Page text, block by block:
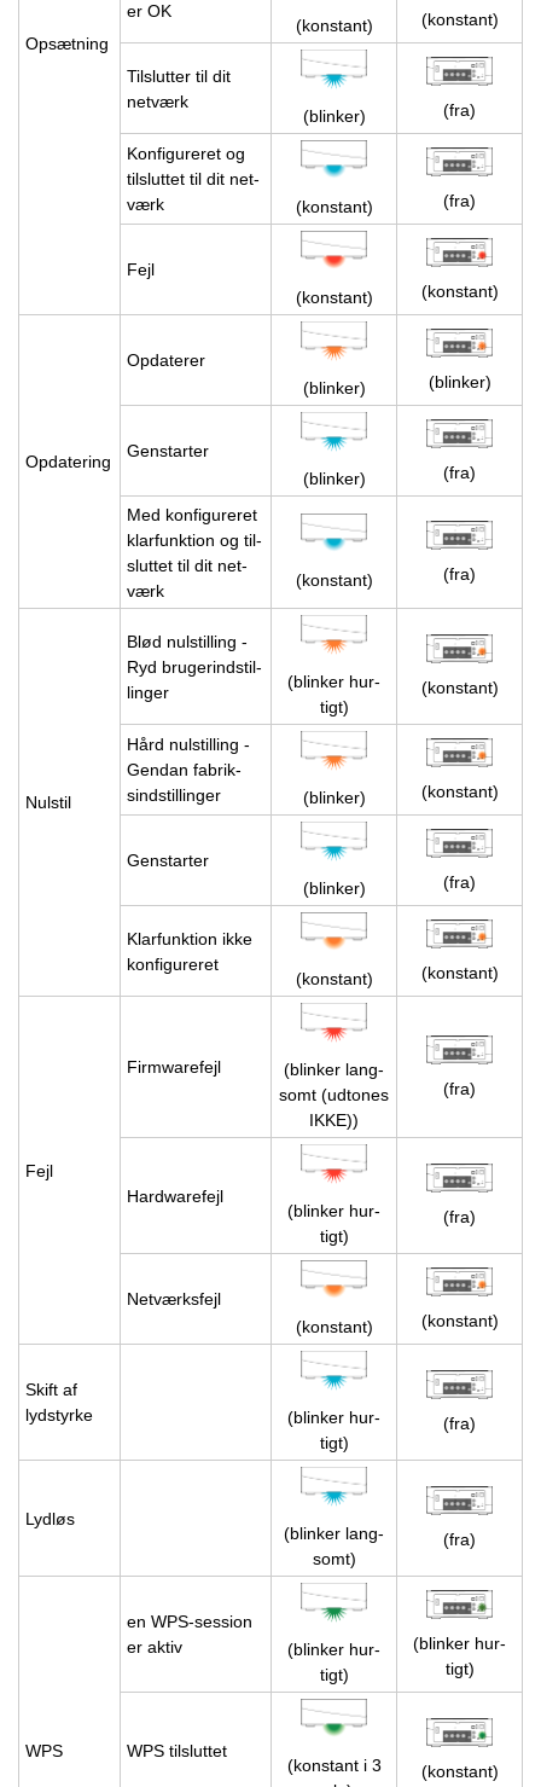
Op­sæt­ning
er OK
(kon­stant) (kon­stant)
Til­slut­ter til dit
net­værk
(blin­ker) (fra)
Kon­fi­gu­re­ret og
til­slut­tet til dit net­
værk
(kon­stant) (fra)
Fejl
(kon­stant)
(kon­stant)
Op­da­te­ring
Op­da­te­rer
(blin­ker)
(blin­ker)
Gen­star­ter
(blin­ker)
(fra)
Med kon­fi­gu­re­ret
klar­funk­tion og til­
slut­tet til dit net­
værk
(kon­stant) (fra)
Nulstil
Blød nulstil­ling -
Ryd bru­ger­indstil­
lin­ger
(blin­ker hur­
tigt)
(kon­stant)
Hård nulstil­ling -
Gen­dan fa­brik­
sindstil­lin­ger
(blin­ker) (kon­stant)
Gen­star­ter
(blin­ker)
(fra)
Klar­funk­tion ikke
kon­fi­gu­re­ret
(kon­stant) (kon­stant)
Fejl
Firmwa­re­fejl
(blin­ker lang­
somt (udt­o­nes
IKKE))
(fra)
Hardwa­re­fejl
(blin­ker hur­
tigt)
(fra)
Net­værks­fejl
(kon­stant)
(kon­stant)
Skift af
lydstyr­ke
(blin­ker hur­
tigt)
(fra)
Lyd­løs
(blin­ker lang­
somt)
(fra)
WPS
en WPS-ses­sion
er aktiv
(blin­ker hur­
tigt)
(blin­ker hur­
tigt)
WPS til­slut­tet
(kon­stant i 3
(kon­stant)